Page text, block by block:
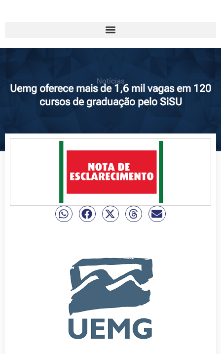
Notícias
Uemg oferece mais de 1,6 mil vagas em 120
cursos de graduação pelo SiSU